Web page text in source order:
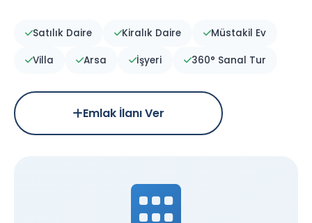
Satılık Daire Kiralık Daire Müstakil Ev
Villa Arsa İşyeri 360° Sanal Tur
Emlak İlanı Ver